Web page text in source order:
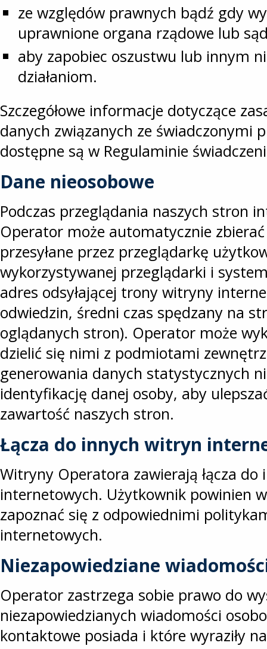
ze względów prawnych bądź gdy
uprawnione organa rządowe lub
aby zapobiec oszustwu lub innym
działaniom.
Szczegółowe informacje dotyczące
danych związanych ze świadczonymi
dostępne są w Regulaminie
Dane nieosobowe
Podczas przeglądania naszych stron
Operator może automatycznie
przesyłane przez przeglądarkę
wykorzystywanej przeglądarki i
adres odsyłającej trony witryny
odwiedzin, średni czas spędzany na
oglądanych stron). Operator może
dzielić się nimi z podmiotami
generowania danych statystycznych
identyfikację danej osoby, aby
zawartość naszych stron.
Łącza do innych witryn
Witryny Operatora zawierają łącza
internetowych. Użytkownik powinien
zapoznać się z odpowiednimi
internetowych.
Niezapowiedziane
Operator zastrzega sobie prawo do
niezapowiedzianych wiadomości
kontaktowe posiada i które wyraziły